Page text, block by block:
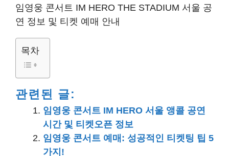
임영웅 콘서트 IM HERO THE STADIUM 서울 공
연 정보 및 티켓 예매 안내
목차
관련된 글:
임영웅 콘서트 IM HERO 서울 앵콜 공연
시간 및 티켓오픈 정보
임영웅 콘서트 예매: 성공적인 티켓팅 팁 5
가지!